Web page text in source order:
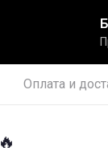
Оплата и